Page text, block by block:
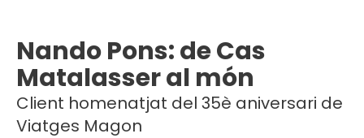
Nando Pons: de Cas
Matalasser al món
Client homenatjat del 35è aniversari de
Viatges Magon